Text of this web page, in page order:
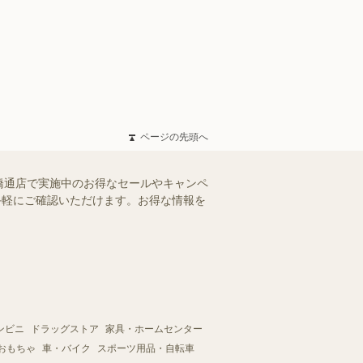
ページの先頭へ
店で実施中のお得なセールやキャンペ
にご確認いただけます。お得な情報を
ビニ ドラッグストア
家具・ホームセンター
もちゃ 車・バイク
スポーツ用品・自転車